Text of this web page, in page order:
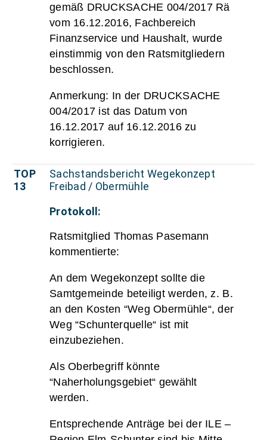
gemäß DRUCKSACHE 004/2017 Rä
vom 16.12.2016, Fachbereich
Finanzservice und Haushalt, wurde
einstimmig von den Ratsmitgliedern
beschlossen.
Anmerkung: In der DRUCKSACHE
004/2017 ist das Datum von
16.12.2017 auf 16.12.2016 zu
korrigieren.
TOP
13
Sachstandsbericht Wegekonzept
Freibad / Obermühle
Protokoll:
Ratsmitglied Thomas Pasemann
kommentierte:
An dem Wegekonzept sollte die
Samtgemeinde beteiligt werden, z. B.
an den Kosten “Weg Obermühle“, der
Weg “Schunterquelle“ ist mit
einzubeziehen.
Als Oberbegriff könnte
“Naherholungsgebiet“ gewählt
werden.
Entsprechende Anträge bei der ILE –